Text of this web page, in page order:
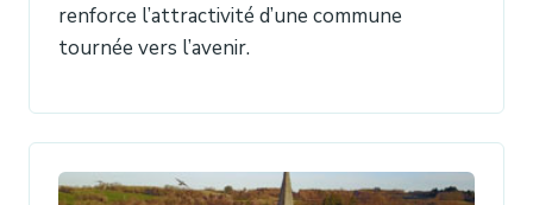
renforce l’attractivité d’une commune
tournée vers l’avenir.